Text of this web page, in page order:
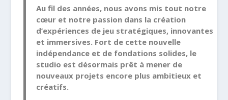
Au fil des années, nous avons mis tout notre
cœur et notre passion dans la création
d’expériences de jeu stratégiques, innovantes
et immersives. Fort de cette nouvelle
indépendance et de fondations solides, le
studio est désormais prêt à mener de
nouveaux projets encore plus ambitieux et
créatifs.